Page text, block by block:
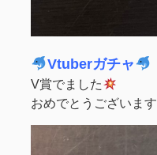
Vtuberガチャ
V賞でました
おめでとうございます